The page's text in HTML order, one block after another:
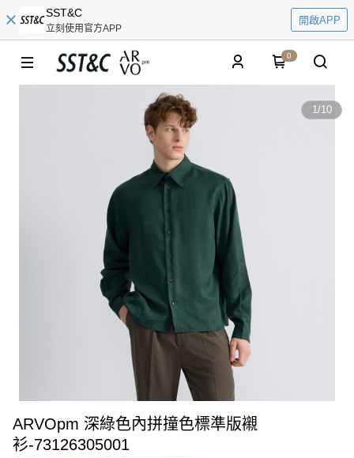
SST&C
立刻使用官方APP
開啟APP
0
1/10
ARVOpm 深綠色內拼撞色標準版襯
衫-73126305001